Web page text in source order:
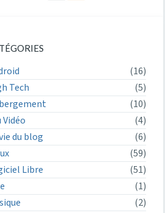
(16)
Tech
(5)
(10)
Vidéo
(4)
du blog
(6)
(59)
Libre
(51)
(1)
(2)